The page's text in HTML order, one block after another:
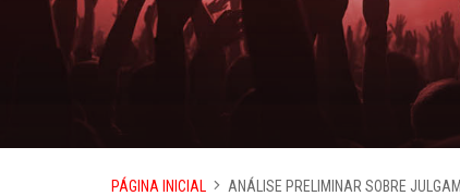
PÁGINA INICIAL ANÁLISE PRELIMINAR SOBRE